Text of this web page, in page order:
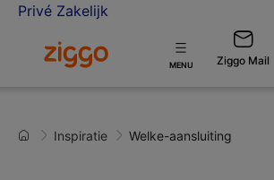
Privé Zakelijk
Ga naar de Ziggo homepage
MENU Ziggo Mail
Inspiratie Welke-aansluiting